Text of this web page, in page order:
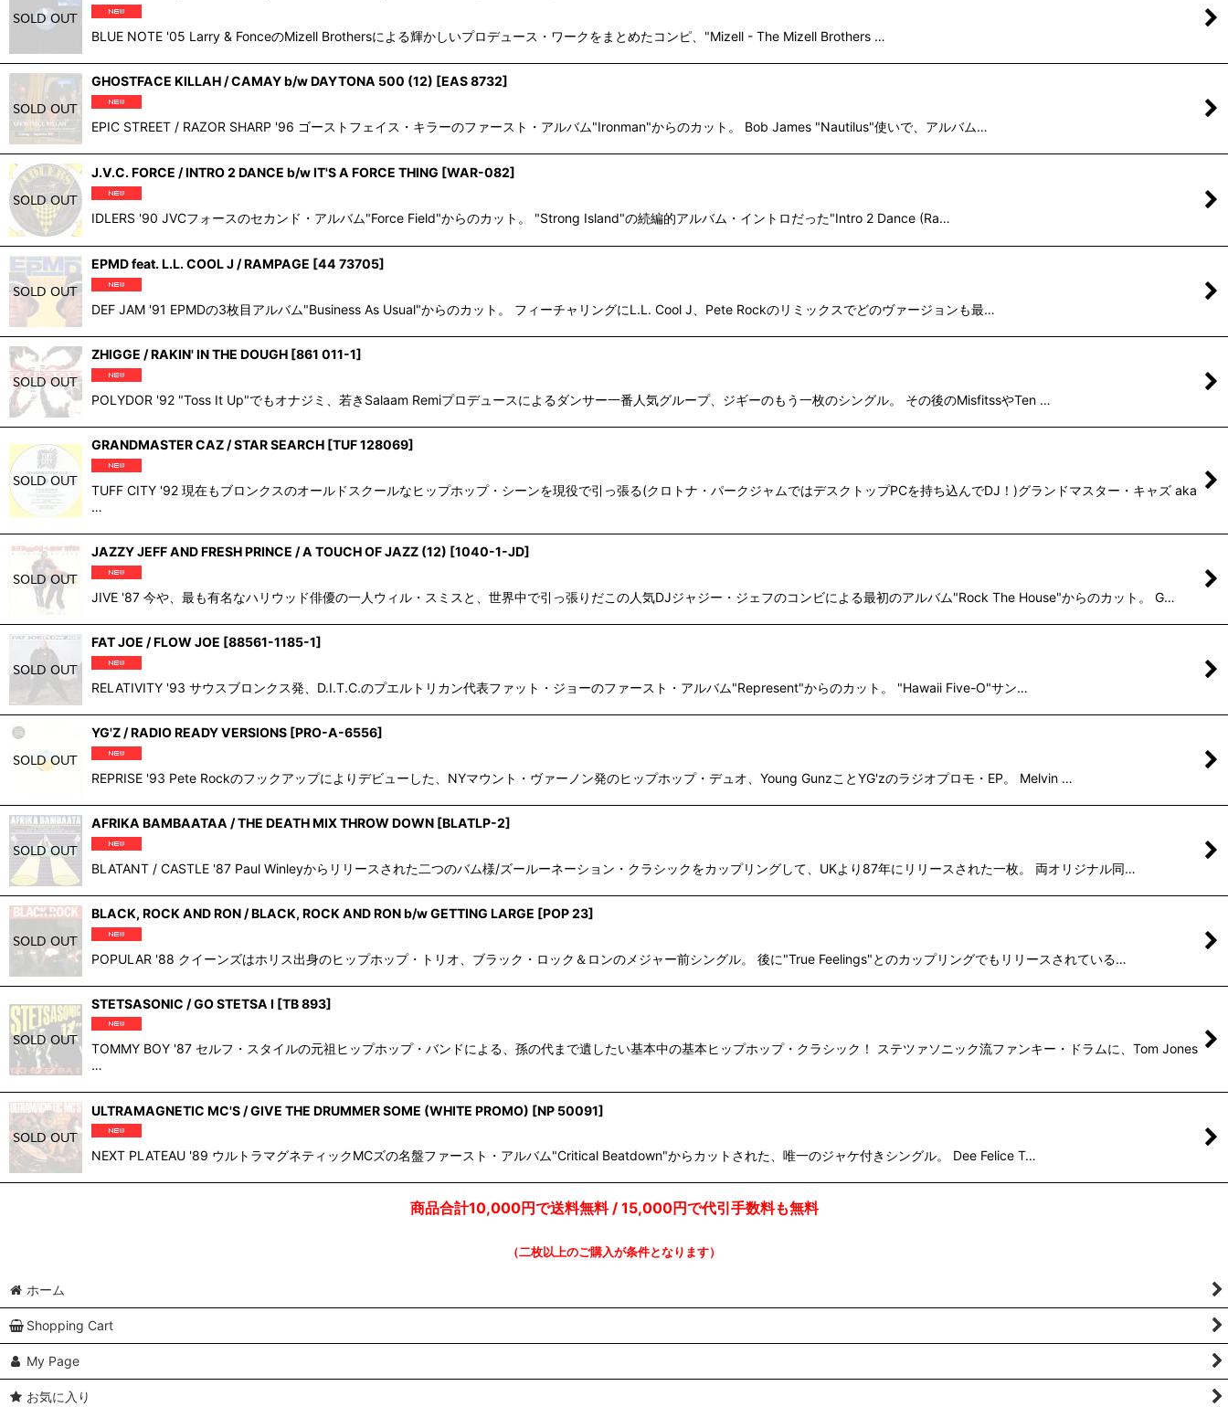
BLUE NOTE '05 Larry & FonceのMizell Brothersによる輝かしいプロデュース・ワークをまとめたコンピ、"Mizell - The Mizell Brothers …
GHOSTFACE KILLAH / CAMAY b/w DAYTONA 500 (12) [EAS 8732]
EPIC STREET / RAZOR SHARP '96 ゴーストフェイス・キラーのファースト・アルバム"Ironman"からのカット。 Bob James "Nautilus"使いで、アルバム…
J.V.C. FORCE / INTRO 2 DANCE b/w IT'S A FORCE THING [WAR-082]
IDLERS '90 JVCフォースのセカンド・アルバム"Force Field"からのカット。 "Strong Island"の続編的アルバム・イントロだった"Intro 2 Dance (Ra…
EPMD feat. L.L. COOL J / RAMPAGE [44 73705]
DEF JAM '91 EPMDの3枚目アルバム"Business As Usual"からのカット。 フィーチャリングにL.L. Cool J、Pete Rockのリミックスでどのヴァージョンも最…
ZHIGGE / RAKIN' IN THE DOUGH [861 011-1]
POLYDOR '92 "Toss It Up"でもオナジミ、若きSalaam Remiプロデュースによるダンサー一番人気グループ、ジギーのもう一枚のシングル。 その後のMisfitssやTen …
GRANDMASTER CAZ / STAR SEARCH [TUF 128069]
TUFF CITY '92 現在もブロンクスのオールドスクールなヒップホップ・シーンを現役で引っ張る(クロトナ・パークジャムではデスクトップPCを持ち込んでDJ！)グランドマスター・キャズ aka
…
JAZZY JEFF AND FRESH PRINCE / A TOUCH OF JAZZ (12) [1040-1-JD]
JIVE '87 今や、最も有名なハリウッド俳優の一人ウィル・スミスと、世界中で引っ張りだこの人気DJジャジー・ジェフのコンビによる最初のアルバム"Rock The House"からのカット。 G…
FAT JOE / FLOW JOE [88561-1185-1]
RELATIVITY '93 サウスブロンクス発、D.I.T.C.のプエルトリカン代表ファット・ジョーのファースト・アルバム"Represent"からのカット。 "Hawaii Five-O"サン…
YG'Z / RADIO READY VERSIONS [PRO-A-6556]
REPRISE '93 Pete Rockのフックアップによりデビューした、NYマウント・ヴァーノン発のヒップホップ・デュオ、Young GunzことYG'zのラジオプロモ・EP。 Melvin …
AFRIKA BAMBAATAA / THE DEATH MIX THROW DOWN [BLATLP-2]
BLATANT / CASTLE '87 Paul Winleyからリリースされた二つのバム様/ズールーネーション・クラシックをカップリングして、UKより87年にリリースされた一枚。 両オリジナル同…
BLACK, ROCK AND RON / BLACK, ROCK AND RON b/w GETTING LARGE [POP 23]
POPULAR '88 クイーンズはホリス出身のヒップホップ・トリオ、ブラック・ロック＆ロンのメジャー前シングル。 後に"True Feelings"とのカップリングでもリリースされている…
STETSASONIC / GO STETSA I [TB 893]
TOMMY BOY '87 セルフ・スタイルの元祖ヒップホップ・バンドによる、孫の代まで遺したい基本中の基本ヒップホップ・クラシック！ ステツァソニック流ファンキー・ドラムに、Tom Jones
…
ULTRAMAGNETIC MC'S / GIVE THE DRUMMER SOME (WHITE PROMO) [NP 50091]
NEXT PLATEAU '89 ウルトラマグネティックMCズの名盤ファースト・アルバム"Critical Beatdown"からカットされた、唯一のジャケ付きシングル。 Dee Felice T…
商品合計10,000円で送料無料 / 15,000円で代引手数料も無料
（二枚以上のご購入が条件となります）
ホーム
Shopping Cart
My Page
お気に入り